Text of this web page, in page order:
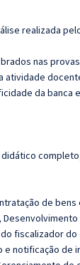
realizada
nas
atividade
da banca
de bens
fiscalizador
notificação de